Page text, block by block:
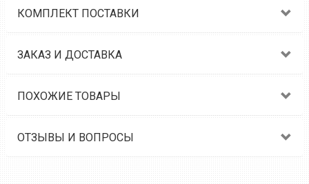
КОМПЛЕКТ ПОСТАВКИ
ЗАКАЗ И ДОСТАВКА
ПОХОЖИЕ ТОВАРЫ
ОТЗЫВЫ И ВОПРОСЫ